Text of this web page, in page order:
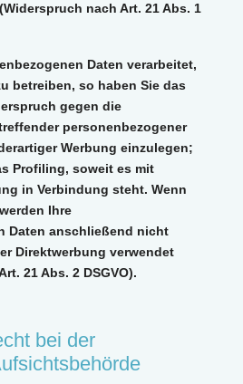
nach Art. 21 Abs. 1
Daten verarbeitet,
betreiben, so haben Sie das
gegen die
personenbezogener
Werbung einzulegen;
Profiling, soweit es mit
in Verbindung steht. Wenn
Ihre
Daten anschließend nicht
Direktwerbung verwendet
21 Abs. 2 DSGVO).
bei der